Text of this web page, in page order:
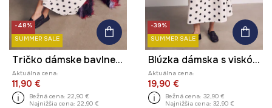
-48%
SUMMER SALE
Tričko dámske bavlnené s elastanom z kolekcie Kit Mizeres x Medicine
Aktuálna cena:
11,90 €
Bežná cena: 22,90 €
Najnižšia cena: 22,90 €
-39%
SUMMER SALE
Blúzka dámska s viskózou z kolekcie Kit Mizeres x Medicine
Aktuálna cena:
19,90 €
Bežná cena: 32,90 €
Najnižšia cena: 32,90 €